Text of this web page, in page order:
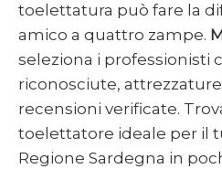
toelettatura può fare la
amico a quattro zampe.
seleziona i professionisti
riconosciute,
recensioni verificate.
toelettatore ideale per il
Regione Sardegna in